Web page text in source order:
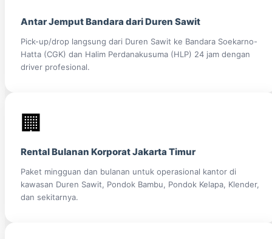
Antar Jemput Bandara dari Duren Sawit
Pick-up/drop langsung dari Duren Sawit ke Bandara Soekarno-
Hatta (CGK) dan Halim Perdanakusuma (HLP) 24 jam dengan
driver profesional.
🏢
Rental Bulanan Korporat Jakarta Timur
Paket mingguan dan bulanan untuk operasional kantor di
kawasan Duren Sawit, Pondok Bambu, Pondok Kelapa, Klender,
dan sekitarnya.